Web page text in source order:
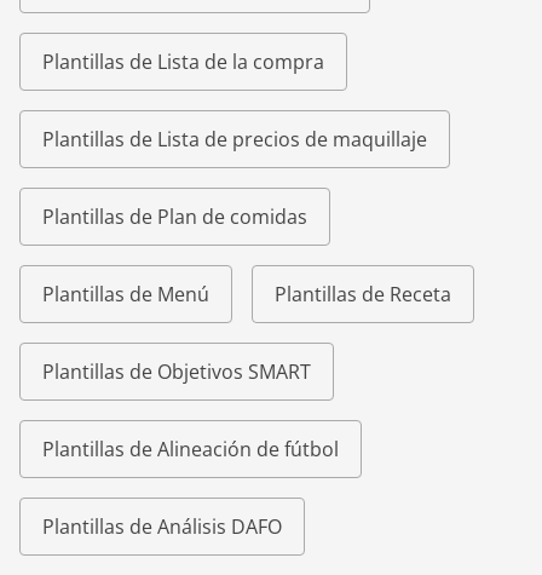
Plantillas de Lista de la compra
Plantillas de Lista de precios de maquillaje
Plantillas de Plan de comidas
Plantillas de Menú Plantillas de Receta
Plantillas de Objetivos SMART
Plantillas de Alineación de fútbol
Plantillas de Análisis DAFO